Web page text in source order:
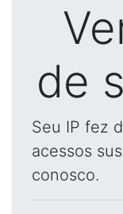
de
Seu IP fez
acessos
conosco.